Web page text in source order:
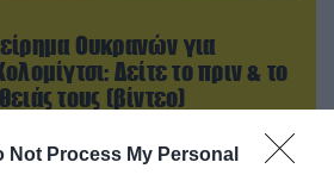
Not Process My Personal
Ουκρανών για
Δείτε το πριν & το
τους (βίντεο)